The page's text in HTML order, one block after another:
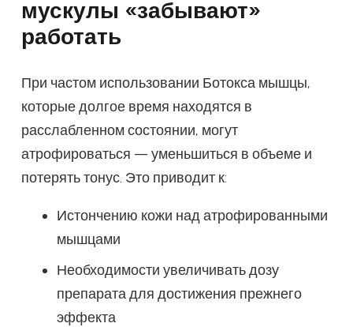
мускулы «забывают»
работать
При частом использовании Ботокса мышцы,
которые долгое время находятся в
расслабленном состоянии, могут
атрофироваться — уменьшиться в объеме и
потерять тонус. Это приводит к:
Истончению кожи над атрофированными
мышцами
Необходимости увеличивать дозу
препарата для достижения прежнего
эффекта